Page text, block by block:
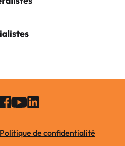
Politique de confidentialité